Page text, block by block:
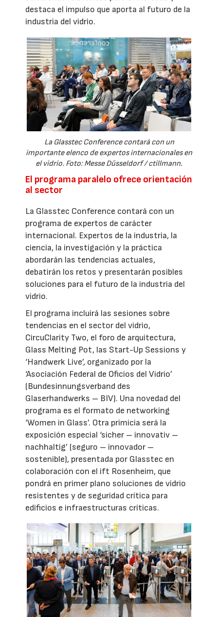
destaca el impulso que aporta al futuro de la
industria del vidrio.
La Glasstec Conference contará con un
importante elenco de expertos internacionales en
el vidrio. Foto: Messe Düsseldorf / ctillmann.
El programa paralelo ofrece orientación
al sector
La Glasstec Conference contará con un
programa de expertos de carácter
internacional. Expertos de la industria, la
ciencia, la investigación y la práctica
abordarán las tendencias actuales,
debatirán los retos y presentarán posibles
soluciones para el futuro de la industria del
vidrio.
El programa incluirá las sesiones sobre
tendencias en el sector del vidrio,
CircuClarity Two, el foro de arquitectura,
Glass Melting Pot, las Start-Up Sessions y
‘Handwerk Live’, organizado por la
‘Asociación Federal de Oficios del Vidrio’
(Bundesinnungsverband des
Glaserhandwerks – BIV). Una novedad del
programa es el formato de networking
‘Women in Glass’. Otra primicia será la
exposición especial ‘sicher – innovativ –
nachhaltig’ (seguro – innovador –
sostenible), presentada por Glasstec en
colaboración con el ift Rosenheim, que
pondrá en primer plano soluciones de vidrio
resistentes y de seguridad crítica para
edificios e infraestructuras críticas.